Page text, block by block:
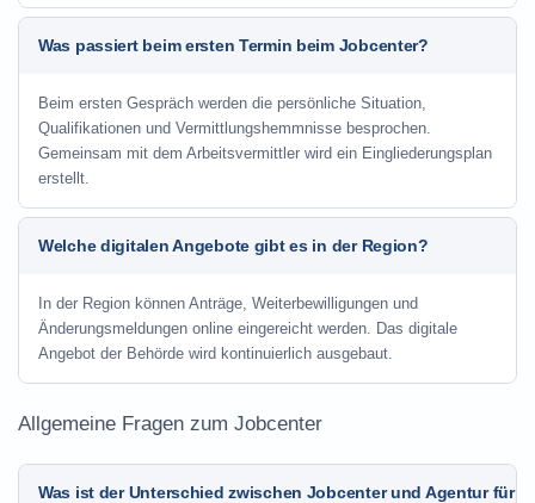
Was passiert beim ersten Termin beim Jobcenter?
Beim ersten Gespräch werden die persönliche Situation,
Qualifikationen und Vermittlungshemmnisse besprochen.
Gemeinsam mit dem Arbeitsvermittler wird ein Eingliederungsplan
erstellt.
Welche digitalen Angebote gibt es in der Region?
In der Region können Anträge, Weiterbewilligungen und
Änderungsmeldungen online eingereicht werden. Das digitale
Angebot der Behörde wird kontinuierlich ausgebaut.
Allgemeine Fragen zum Jobcenter
Was ist der Unterschied zwischen Jobcenter und Agentur für